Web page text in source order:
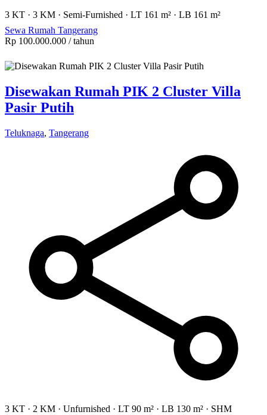
3 KT · 3 KM · Semi-Furnished · LT 161 m² · LB 161 m²
Sewa Rumah Tangerang
Rp 100.000.000 / tahun
Disewakan Rumah PIK 2 Cluster Villa
Pasir Putih
Teluknaga, Tangerang
3 KT · 2 KM · Unfurnished · LT 90 m² · LB 130 m² · SHM